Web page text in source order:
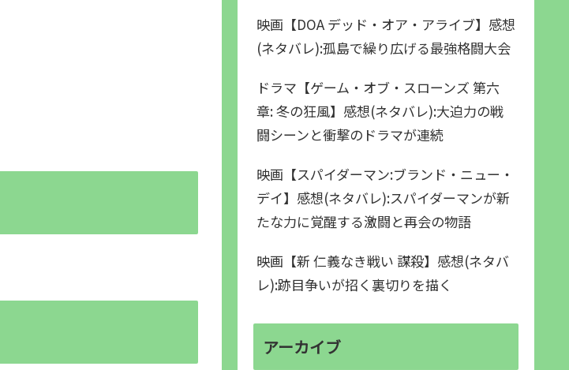
映画【DOA デッド・オア・アライブ】感想
(ネタバレ):孤島で繰り広げる最強格闘大会
ドラマ【ゲーム・オブ・スローンズ 第六
章: 冬の狂風】感想(ネタバレ):大迫力の戦
闘シーンと衝撃のドラマが連続
映画【スパイダーマン:ブランド・ニュー・
デイ】感想(ネタバレ):スパイダーマンが新
たな力に覚醒する激闘と再会の物語
映画【新 仁義なき戦い 謀殺】感想(ネタバ
レ):跡目争いが招く裏切りを描く
アーカイブ